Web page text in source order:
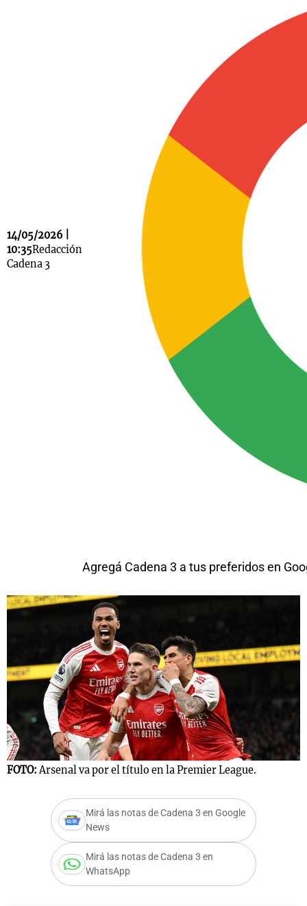
14/05/2026 |
10:35Redacción
Cadena 3
Agregá Cadena 3 a tus preferidos en
FOTO:Arsenal va por el título en la Premier League.
Mirá las notas de Cadena 3 en Google
News
Mirá las notas de Cadena 3 en
WhatsApp
La Sole en
Cadena 3